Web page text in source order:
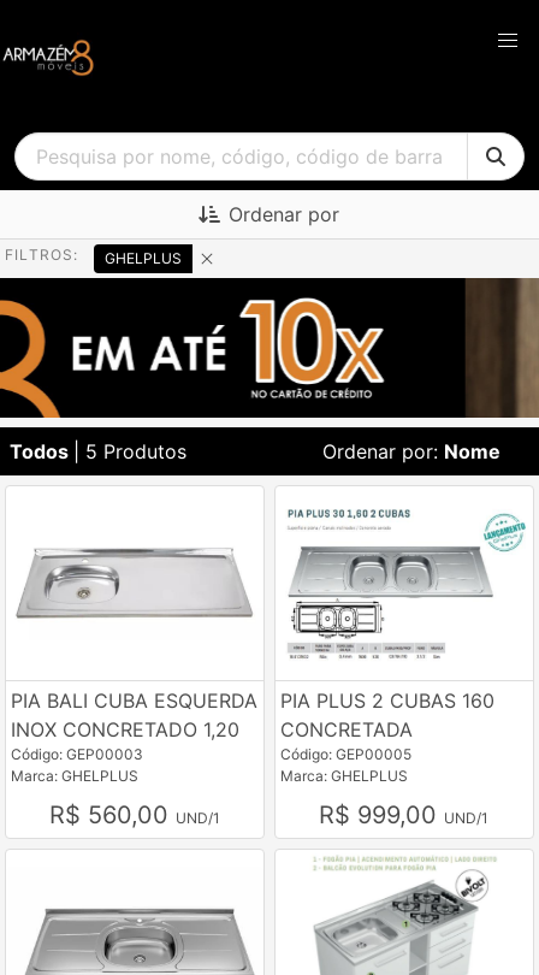
Ordenar por
FILTROS: GHELPLUS
Todos | 5 Produtos Ordenar por: Nome
PIA BALI CUBA ESQUERDA
INOX CONCRETADO 1,20
Código: GEP00003
Marca: GHELPLUS
R$ 560,00 UND/1
PIA PLUS 2 CUBAS 160
CONCRETADA
Código: GEP00005
Marca: GHELPLUS
R$ 999,00 UND/1